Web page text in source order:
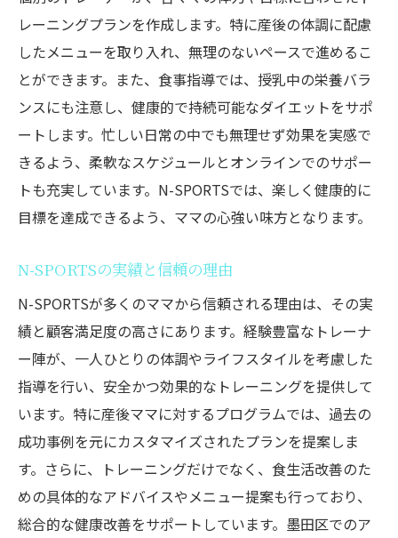
レーニングプランを作成します。特に産後の体調に配慮
したメニューを取り入れ、無理のないペースで進めるこ
とができます。また、食事指導では、授乳中の栄養バラ
ンスにも注意し、健康的で持続可能なダイエットをサポ
ートします。忙しい日常の中でも無理せず効果を実感で
きるよう、柔軟なスケジュールとオンラインでのサポー
トも充実しています。N-SPORTSでは、楽しく健康的に
目標を達成できるよう、ママの心強い味方となります。
N-SPORTSの実績と信頼の理由
N-SPORTSが多くのママから信頼される理由は、その実
績と顧客満足度の高さにあります。経験豊富なトレーナ
ー陣が、一人ひとりの体調やライフスタイルを考慮した
指導を行い、安全かつ効果的なトレーニングを提供して
います。特に産後ママに対するプログラムでは、過去の
成功事例を元にカスタマイズされたプランを提案しま
す。さらに、トレーニングだけでなく、食生活改善のた
めの具体的なアドバイスやメニュー提案も行っており、
総合的な健康改善をサポートしています。墨田区でのア